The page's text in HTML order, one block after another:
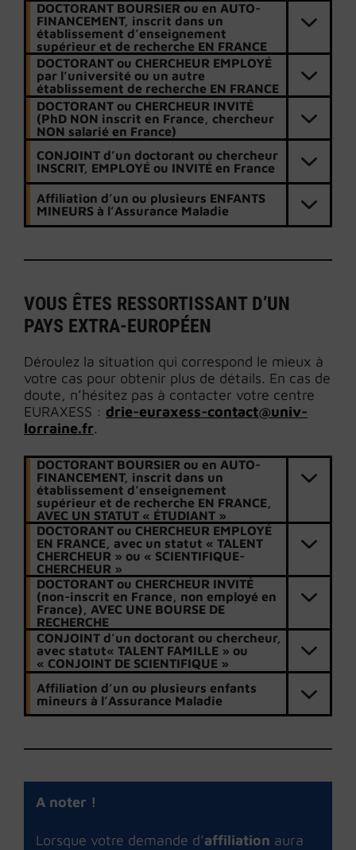
DOCTORANT BOURSIER ou en AUTO-
FINANCEMENT, inscrit dans un
établissement d’enseignement
supérieur et de recherche EN FRANCE
DOCTORANT ou CHERCHEUR EMPLOYÉ
par l’université ou un autre
établissement de recherche EN FRANCE
DOCTORANT ou CHERCHEUR INVITÉ
(PhD NON inscrit en France, chercheur
NON salarié en France)
CONJOINT d’un doctorant ou chercheur
INSCRIT, EMPLOYÉ ou INVITÉ en France
Affiliation d’un ou plusieurs ENFANTS
MINEURS à l’Assurance Maladie
VOUS ÊTES RESSORTISSANT D’UN
PAYS EXTRA-EUROPÉEN
Déroulez la situation qui correspond le mieux à
votre cas pour obtenir plus de détails. En cas de
doute, n’hésitez pas à contacter votre centre
EURAXESS : drie-euraxess-contact@univ-
lorraine.fr.
DOCTORANT BOURSIER ou en AUTO-
FINANCEMENT, inscrit dans un
établissement d’enseignement
supérieur et de recherche EN FRANCE,
AVEC UN STATUT « ÉTUDIANT »
DOCTORANT ou CHERCHEUR EMPLOYÉ
EN FRANCE, avec un statut « TALENT
CHERCHEUR » ou « SCIENTIFIQUE-
CHERCHEUR »
DOCTORANT ou CHERCHEUR INVITÉ
(non-inscrit en France, non employé en
France), AVEC UNE BOURSE DE
RECHERCHE
CONJOINT d’un doctorant ou chercheur,
avec statut« TALENT FAMILLE » ou
« CONJOINT DE SCIENTIFIQUE »
Affiliation d’un ou plusieurs enfants
mineurs à l’Assurance Maladie
A noter !
Lorsque votre demande d’affiliation aura